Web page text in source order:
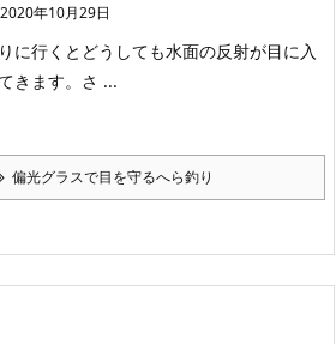
2020年10月29日
に行くとどうしても水面の反射が目に入
きます。さ ...
偏光グラスで目を守るへら釣り